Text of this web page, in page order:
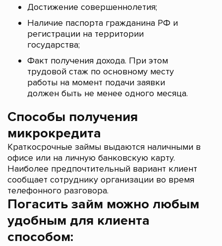
Достижение совершеннолетия;
Наличие паспорта гражданина РФ и
регистрации на территории
государства;
Факт получения дохода. При этом
трудовой стаж по основному месту
работы на момент подачи заявки
должен быть не менее одного месяца.
Способы получения
микрокредита
Краткосрочные займы выдаются наличными в
офисе или на личную банковскую карту.
Наиболее предпочтительный вариант клиент
сообщает сотруднику организации во время
телефонного разговора.
Погасить займ можно любым
удобным для клиента
способом: